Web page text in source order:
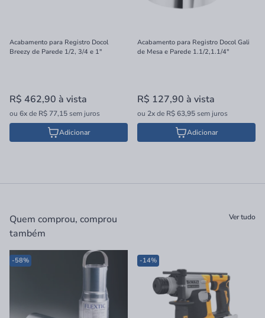
Acabamento para Registro Docol
Breezy de Parede 1/2, 3/4 e 1"
R$ 462,90 à vista
ou 6xde R$ 77,15sem juros
Adicionar
Acabamento para Registro Docol Gali
de Mesa e Parede 1.1/2,1.1/4"
R$ 127,90 à vista
ou 2xde R$ 63,95sem juros
Adicionar
Quem comprou, comprou
também
Ver tudo
-58% -14%